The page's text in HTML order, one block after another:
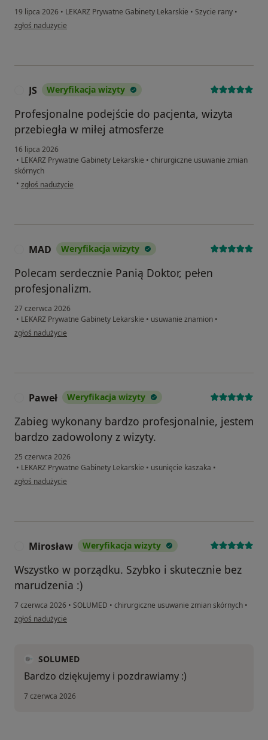
19 lipca 2026 • LEKARZ Prywatne Gabinety Lekarskie • Szycie rany •
w opinii użytkownika Bartosz
zgłoś nadużycie
JS Weryfikacja wizyty
Profesjonalne podejście do pacjenta, wizyta
przebiegła w miłej atmosferze
16 lipca 2026
• LEKARZ Prywatne Gabinety Lekarskie • chirurgiczne usuwanie zmian
skórnych
• w opinii użytkownika JS
zgłoś nadużycie
MAD Weryfikacja wizyty
Polecam serdecznie Panią Doktor, pełen
profesjonalizm.
27 czerwca 2026
• LEKARZ Prywatne Gabinety Lekarskie • usuwanie znamion •
w opinii użytkownika MAD
zgłoś nadużycie
Paweł Weryfikacja wizyty
Zabieg wykonany bardzo profesjonalnie, jestem
bardzo zadowolony z wizyty.
25 czerwca 2026
• LEKARZ Prywatne Gabinety Lekarskie • usunięcie kaszaka •
w opinii użytkownika Paweł
zgłoś nadużycie
Mirosław Weryfikacja wizyty
Wszystko w porządku. Szybko i skutecznie bez
marudzenia :)
7 czerwca 2026 • SOLUMED • chirurgiczne usuwanie zmian skórnych •
w opinii użytkownika Mirosław
zgłoś nadużycie
SOLUMED
Bardzo dziękujemy i pozdrawiamy :)
7 czerwca 2026